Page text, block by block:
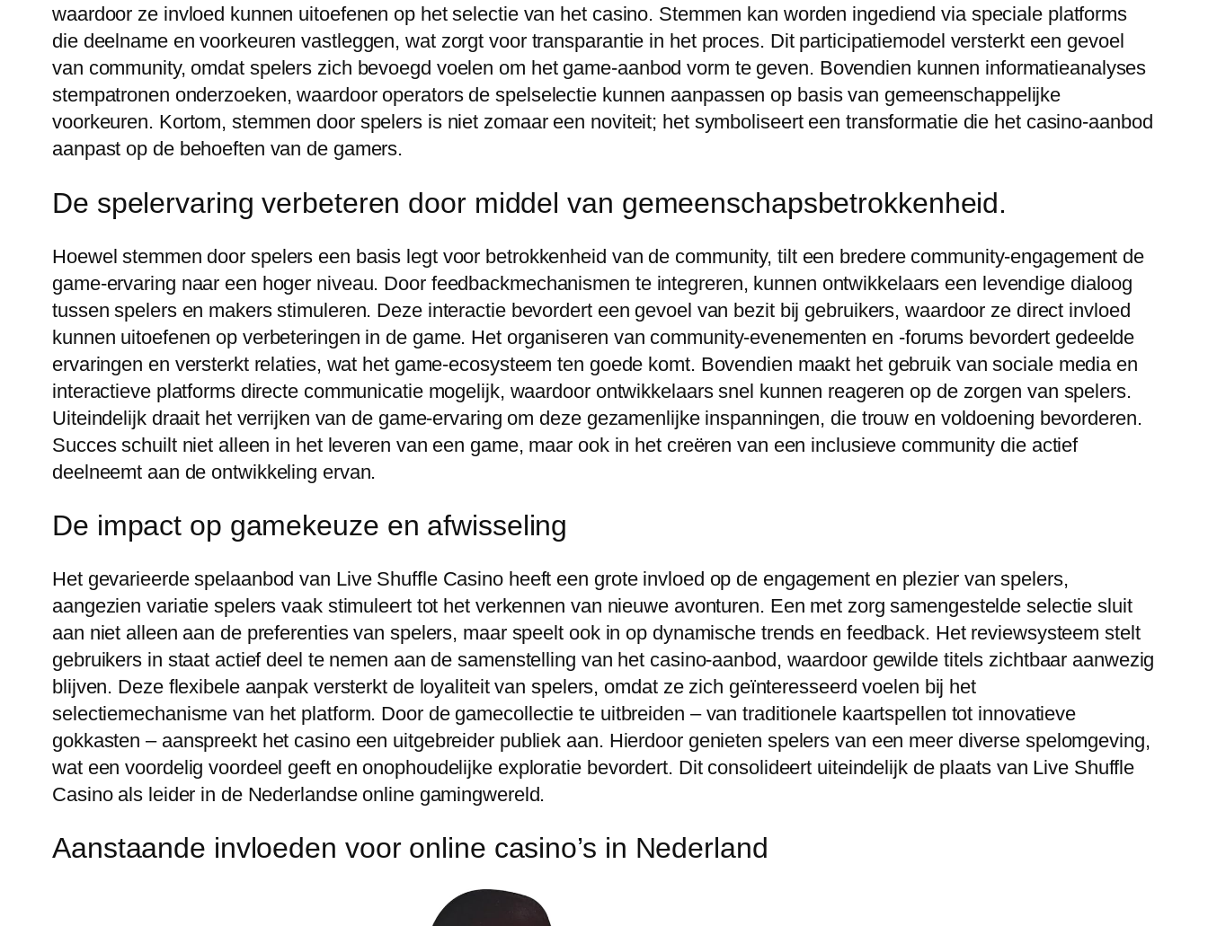
waardoor ze invloed kunnen uitoefenen op het selectie van het casino. Stemmen kan worden ingediend via speciale platforms
die deelname en voorkeuren vastleggen, wat zorgt voor transparantie in het proces. Dit participatiemodel versterkt een gevoel
van community, omdat spelers zich bevoegd voelen om het game-aanbod vorm te geven. Bovendien kunnen informatieanalyses
stempatronen onderzoeken, waardoor operators de spelselectie kunnen aanpassen op basis van gemeenschappelijke
voorkeuren. Kortom, stemmen door spelers is niet zomaar een noviteit; het symboliseert een transformatie die het casino-aanbod
aanpast op de behoeften van de gamers.
De spelervaring verbeteren door middel van gemeenschapsbetrokkenheid.
Hoewel stemmen door spelers een basis legt voor betrokkenheid van de community, tilt een bredere community-engagement de
game-ervaring naar een hoger niveau. Door feedbackmechanismen te integreren, kunnen ontwikkelaars een levendige dialoog
tussen spelers en makers stimuleren. Deze interactie bevordert een gevoel van bezit bij gebruikers, waardoor ze direct invloed
kunnen uitoefenen op verbeteringen in de game. Het organiseren van community-evenementen en -forums bevordert gedeelde
ervaringen en versterkt relaties, wat het game-ecosysteem ten goede komt. Bovendien maakt het gebruik van sociale media en
interactieve platforms directe communicatie mogelijk, waardoor ontwikkelaars snel kunnen reageren op de zorgen van spelers.
Uiteindelijk draait het verrijken van de game-ervaring om deze gezamenlijke inspanningen, die trouw en voldoening bevorderen.
Succes schuilt niet alleen in het leveren van een game, maar ook in het creëren van een inclusieve community die actief
deelneemt aan de ontwikkeling ervan.
De impact op gamekeuze en afwisseling
Het gevarieerde spelaanbod van Live Shuffle Casino heeft een grote invloed op de engagement en plezier van spelers,
aangezien variatie spelers vaak stimuleert tot het verkennen van nieuwe avonturen. Een met zorg samengestelde selectie sluit
aan niet alleen aan de preferenties van spelers, maar speelt ook in op dynamische trends en feedback. Het reviewsysteem stelt
gebruikers in staat actief deel te nemen aan de samenstelling van het casino-aanbod, waardoor gewilde titels zichtbaar aanwezig
blijven. Deze flexibele aanpak versterkt de loyaliteit van spelers, omdat ze zich geïnteresseerd voelen bij het
selectiemechanisme van het platform. Door de gamecollectie te uitbreiden – van traditionele kaartspellen tot innovatieve
gokkasten – aanspreekt het casino een uitgebreider publiek aan. Hierdoor genieten spelers van een meer diverse spelomgeving,
wat een voordelig voordeel geeft en onophoudelijke exploratie bevordert. Dit consolideert uiteindelijk de plaats van Live Shuffle
Casino als leider in de Nederlandse online gamingwereld.
Aanstaande invloeden voor online casino’s in Nederland